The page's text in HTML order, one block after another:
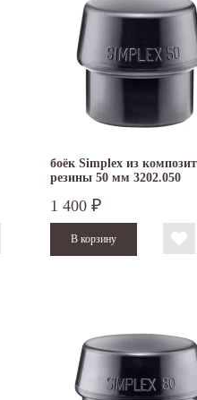
боёк Simplex из
резины 50 мм 3202.050
1 400 ₽